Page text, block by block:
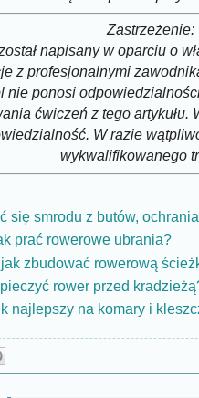
Zastrzeżenie:
napisany w oparciu o
z profesjonalnymi
nie ponosi
ćwiczeń z tego artykułu.
W razie
wykwalifikowanego
się smrodu z butów,
prać rowerowe ubrania?
jak zbudować rowerową
rower przed
najlepszy na komary i